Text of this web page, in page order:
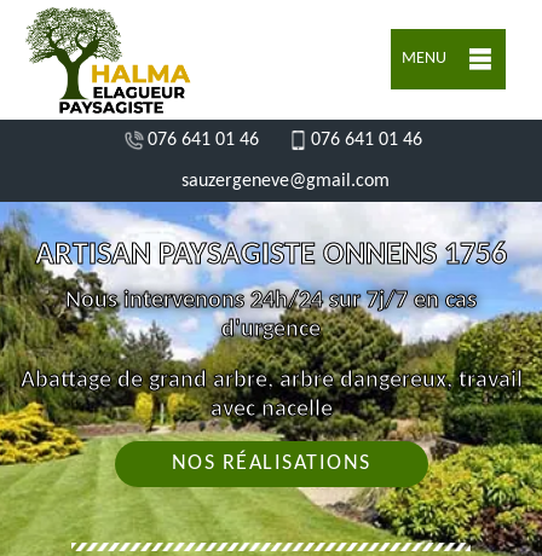
MENU
076 641 01 46 076 641 01 46
sauzergeneve@gmail.com
ARTISAN PAYSAGISTE ONNENS 1756
Nous intervenons 24h/24 sur 7j/7 en cas
d'urgence
Abattage de grand arbre, arbre dangereux, travail
avec nacelle
NOS RÉALISATIONS